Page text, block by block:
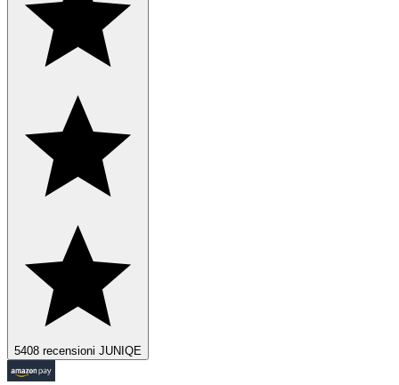
5408 recensioni JUNIQE